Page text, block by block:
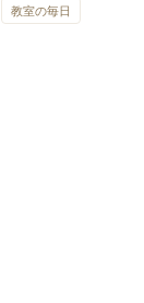
教室の毎日